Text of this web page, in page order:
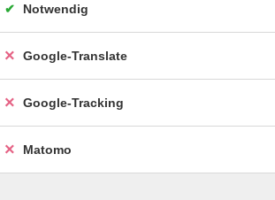
Online-Seminar - ohne
Notwendig
Google-Translate
Google-Tracking
Matomo